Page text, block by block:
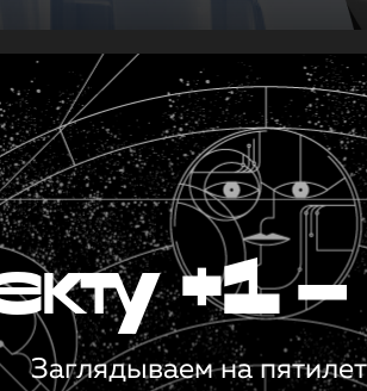
+1 —
Заглядываем на